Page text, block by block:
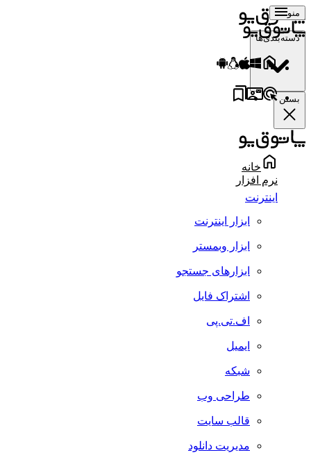
منو
دسته‌بندی‌ها
بستن
خانه
نرم افزار
اینترنت
ابزار اینترنت
ابزار وبمستر
ابزارهای جستجو
اشتراک فایل
اف.تی.پی
ایمیل
شبکه
طراحی وب
قالب سایت
مدیریت دانلود